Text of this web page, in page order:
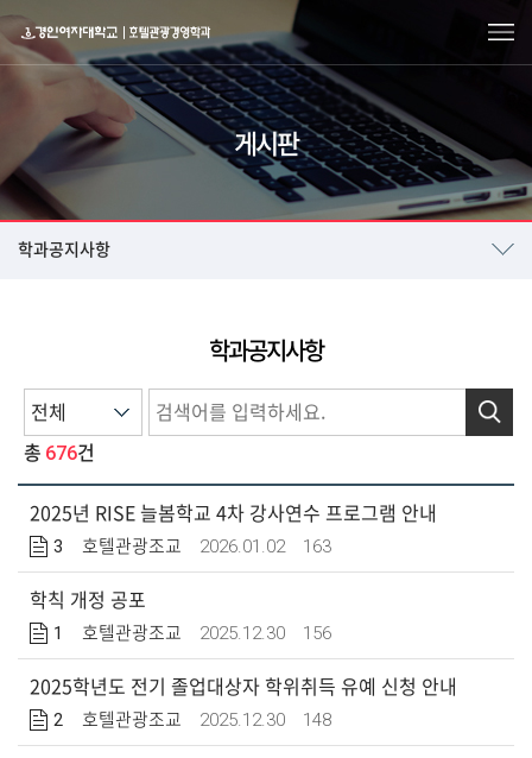
게시판
학과공지사항
학과공지사항
총 676건
2025년 RISE 늘봄학교 4차 강사연수 프로그램 안내
3 호텔관광조교 2026.01.02 163
학칙 개정 공포
1 호텔관광조교 2025.12.30 156
2025학년도 전기 졸업대상자 학위취득 유예 신청 안내
2 호텔관광조교 2025.12.30 148